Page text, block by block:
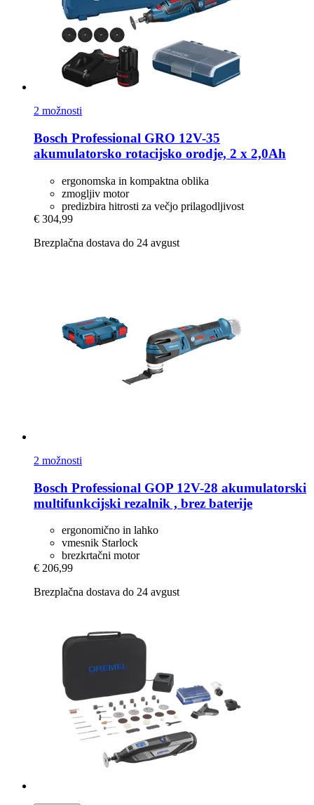
2 možnosti
Bosch Professional GRO 12V-​35
akumulatorsko rotacijsko orodje, 2 x 2,0Ah
ergonomska in kompaktna oblika
zmogljiv motor
predizbira hitrosti za večjo prilagodljivost
€ 304,99
Brezplačna dostava do 24 avgust
2 možnosti
Bosch Professional GOP 12V-​28 akumulatorski
multifunkcijski rezalnik , brez baterije
ergonomično in lahko
vmesnik Starlock
brezkrtačni motor
€ 206,99
Brezplačna dostava do 24 avgust